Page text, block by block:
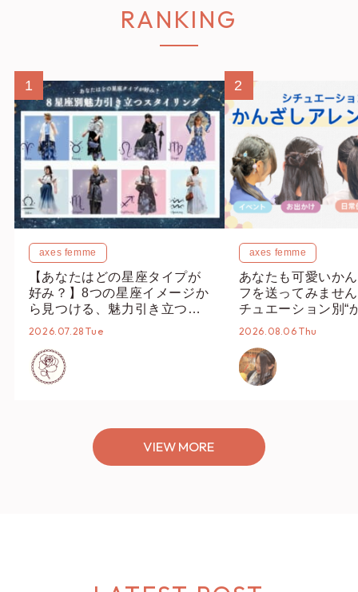
RANKING
1
axes femme
【あなたはどの星座タイプが
好み？】8つの星座イメージか
ら見つける、魅力引き立つス
タイリング♡
2026.07.28 Tue
2
axes femme
あなたも可愛いか
フを送ってみませ
チュエーション別“
オススメ【ショッ
2026.08.06 Thu
VIEW MORE